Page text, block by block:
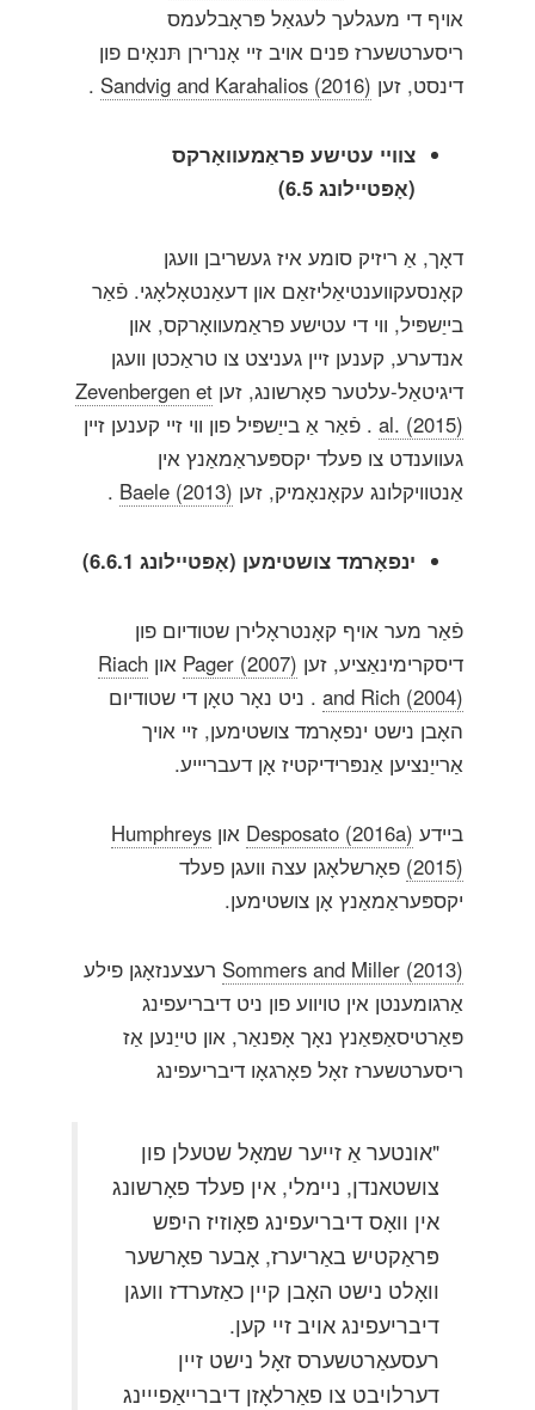
אויף די מעגלעך לעגאַל פּראָבלעמס
ריסערטשערז פּנים אויב זיי אָנרירן תּנאָים פון
דינסט, זען Sandvig and Karahalios (2016)
.
צוויי עטישע פראַמעוואָרקס
(אָפּטיילונג 6.5)
דאָך, אַ ריזיק סומע איז געשריבן וועגן
קאָנסעקווענטיאַליזאַם און דעאַנטאָלאָגי. פֿאַר
בייַשפּיל, ווי די עטישע פראַמעוואָרקס, און
אנדערע, קענען זיין געניצט צו טראַכטן וועגן
דיגיטאַל-עלטער פאָרשונג, זען Zevenbergen et
al. (2015) . פֿאַר אַ בייַשפּיל פון ווי זיי קענען זיין
געווענדט צו פעלד יקספּעראַמאַנץ אין
אַנטוויקלונג עקאָנאָמיק, זען Baele (2013)
.
ינפאָרמד צושטימען (אָפּטיילונג 6.6.1)
פֿאַר מער אויף קאָנטראָלירן שטודיום פון
דיסקרימינאַציע, זען Pager (2007) און Riach
and Rich (2004) . ניט נאָר טאָן די שטודיום
האָבן נישט ינפאָרמד צושטימען, זיי אויך
אַרייַנציען אַנפּרידיקטיז אָן דעבריייע.
ביידע Desposato (2016a) און Humphreys
(2015) פאָרשלאָגן עצה וועגן פעלד
יקספּעראַמאַנץ אָן צושטימען.
Sommers and Miller (2013) רעצענזאָגן פילע
אַרגומענטן אין טויווע פון ​​ניט דיבריעפינג
פּאַרטיסאַפּאַנץ נאָך אָפּנאַר, און טייַנען אַז
ריסערטשערז זאָל פאָרגאָו דיבריעפינג
"אונטער אַ זייער שמאָל שטעלן פון
צושטאנדן, ניימלי, אין פעלד פאָרשונג
אין וואָס דיבריעפינג פּאָוזיז היפּש
פּראַקטיש באַריערז, אָבער פאָרשער
וואָלט נישט האָבן קיין כאַזערדז וועגן
דיבריעפינג אויב זיי קען.
רעסעאַרטשערס זאָל נישט זיין
דערלויבט צו פאַרלאָזן דיברייאַפייינג